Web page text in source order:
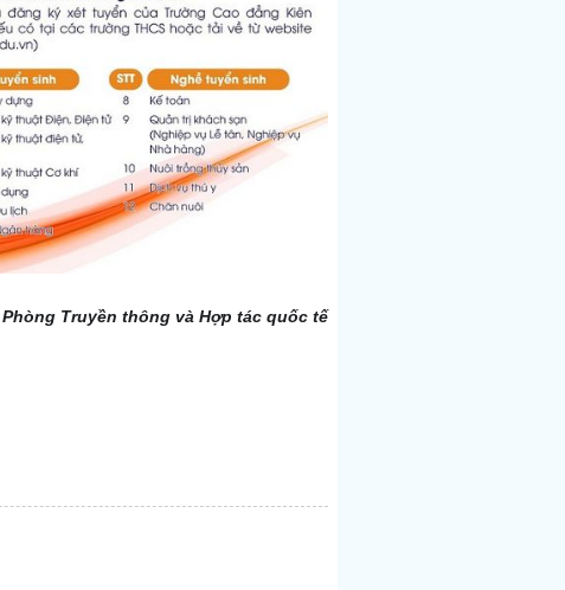
Phòng Truyền thông và Hợp tác quốc tế